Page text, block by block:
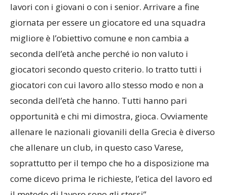
lavori con i giovani o con i senior. Arrivare a fine
giornata per essere un giocatore ed una squadra
migliore è l’obiettivo comune e non cambia a
seconda dell’età anche perché io non valuto i
giocatori secondo questo criterio. Io tratto tutti i
giocatori con cui lavoro allo stesso modo e non a
seconda dell’età che hanno. Tutti hanno pari
opportunità e chi mi dimostra, gioca. Ovviamente
allenare le nazionali giovanili della Grecia è diverso
che allenare un club, in questo caso Varese,
soprattutto per il tempo che ho a disposizione ma
come dicevo prima le richieste, l’etica del lavoro ed